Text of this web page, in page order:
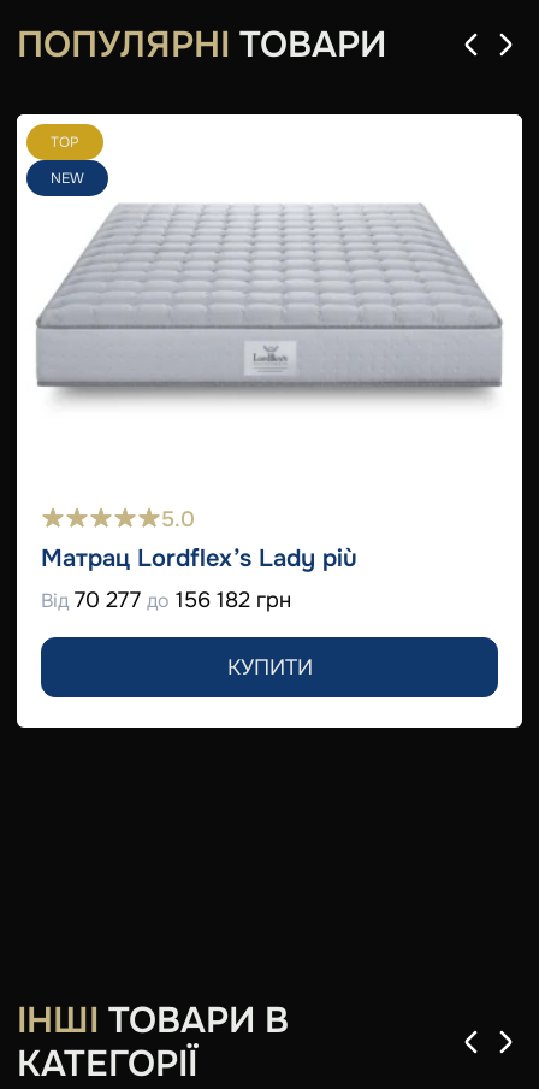
ПОПУЛЯРНІ ТОВАРИ
TOP
NEW
5.0
Матрац Lordflex’s Lady più
Від 70 277 до 156 182 грн
КУПИТИ
ІНШІ ТОВАРИ В
КАТЕГОРІЇ